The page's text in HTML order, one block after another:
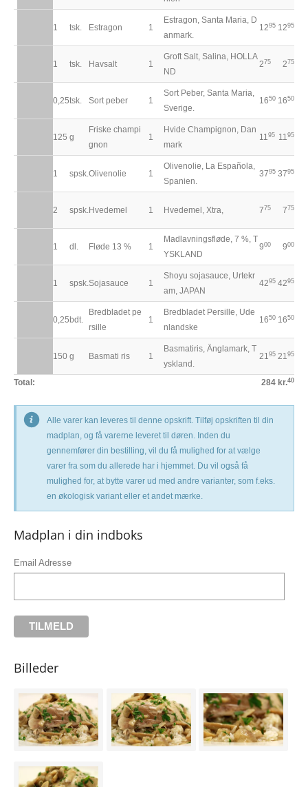
1 tsk. Estragon 1
Estragon, Santa Maria, D
anmark.
1295 1295
1 tsk. Havsalt 1
Groft Salt, Salina, HOLLA
ND
275 275
0,25tsk. Sort peber 1
Sort Peber, Santa Maria,
Sverige.
1650 1650
125 g
Friske champi
gnon
1
Hvide Champignon, Dan
mark
1195 1195
1 spsk.Olivenolie 1
Olivenolie, La Española,
Spanien.
3795 3795
2 spsk.Hvedemel 1 Hvedemel, Xtra, 775 775
1 dl. Fløde 13 % 1
Madlavningsfløde, 7 %, T
YSKLAND
900 900
1 spsk.Sojasauce 1
Shoyu sojasauce, Urtekr
am, JAPAN
4295 4295
0,25 bdt.
Bredbladet pe
rsille
1
Bredbladet Persille, Ude
nlandske
1650 1650
150 g Basmati ris 1
Basmatiris, Änglamark, T
yskland.
2195 2195
Total: 284 kr.40
Alle varer kan leveres til denne opskrift. Tilføj opskriften til din
madplan, og få varerne leveret til døren. Inden du
gennemfører din bestilling, vil du få mulighed for at vælge
varer fra som du allerede har i hjemmet. Du vil også få
mulighed for, at bytte varer ud med andre varianter, som f.eks.
en økologisk variant eller et andet mærke.
Madplan i din indboks
Email Adresse
Billeder